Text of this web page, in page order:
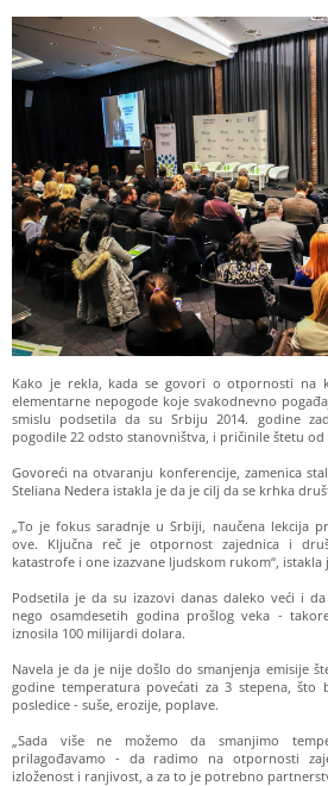
Kako je rekla, kada se govori o otpornosti na
elementarne nepogode koje svakodnevno
smislu podsetila da su Srbiju 2014. godine
pogodile 22 odsto stanovništva, i pričinile štetu
Govoreći na otvaranju konferencije, zamenica
Steliana Nedera istakla je da je cilj da se krhka
„To je fokus saradnje u Srbiji, naučena lekcija
ove. Ključna reč je otpornost zajednica i
katastrofe i one izazvane ljudskom rukom“, istakla
Podsetila je da su izazovi danas daleko veći i
nego osamdesetih godina prošlog veka -
iznosila 100 milijardi dolara.
Navela je da je nije došlo do smanjenja emisije
godine temperatura povećati za 3 stepena, što
posledice - suše, erozije, poplave.
„Sada više ne možemo da smanjimo
prilagođavamo - da radimo na otpornosti
izloženost i ranjivost, a za to je potrebno